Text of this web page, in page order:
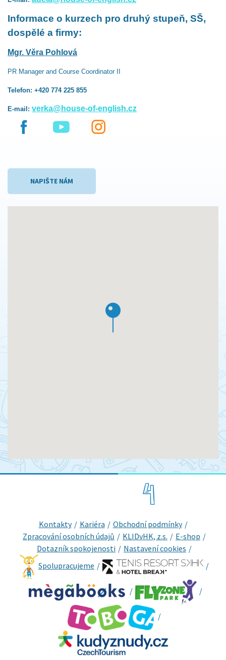
Informace o kurzech pro druhý stupeň, SŠ,
dospělé a firmy:
Mgr. Věra Pohlová
PR Manager and Course Coordinator II
Telefon: +420 774 225 855
E-mail: verka@house-of-english.cz
NAPIŠTE NÁM
Kontakty Kariéra
Obchodní podmínky
Zpracování osobních údajů
KLIDvHK, z.s.
E-shop
Dotazník spokojenosti
Nastavení cookies
Spolupracujeme